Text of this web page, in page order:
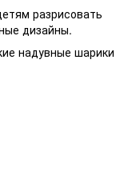
разрисовать
дизайны.
надувные шарики